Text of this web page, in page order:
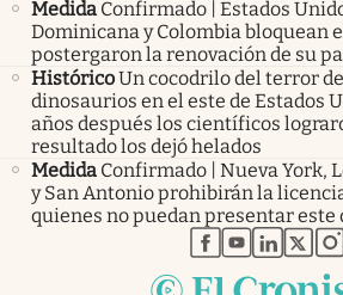
Medida Confirmado | Estados
Dominicana y Colombia bloquean
postergaron la renovación de su
HistóricoUn cocodrilo del terror
dinosaurios en el este de Estados
años después los científicos
resultado los dejó helados
Medida Confirmado | Nueva York,
y San Antonio prohibirán la
quienes no puedan presentar este
abre en nueva
abre en
abre